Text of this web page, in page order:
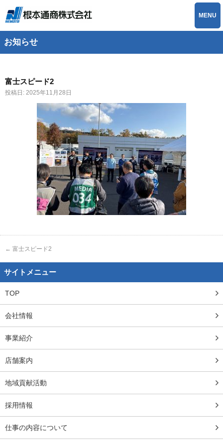
MENU
お知らせ
富士スピード2
投稿日: 2025年11月28日
← 富士スピード2
サイトメニュー
TOP
会社情報
事業紹介
店舗案内
地域貢献活動
採用情報
仕事の内容について